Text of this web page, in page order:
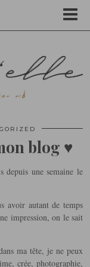
blog ♥
une semaine le
avoir autant de temps
impression, on le sait
ma tête, je ne peux
crée, photographie,